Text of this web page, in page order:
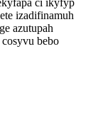
ci ikyfyp
izadifinamuh
azutupah
bebo